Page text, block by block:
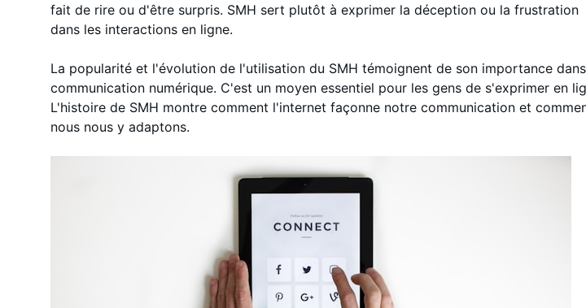
fait de rire ou d'être surpris. SMH sert plutôt à exprimer la déception ou la frustration
dans les interactions en ligne.
La popularité et l'évolution de l'utilisation du SMH témoignent de son importance
communication numérique. C'est un moyen essentiel pour les gens de s'exprimer en
L'histoire de SMH montre comment l'internet façonne notre communication et
nous nous y adaptons.